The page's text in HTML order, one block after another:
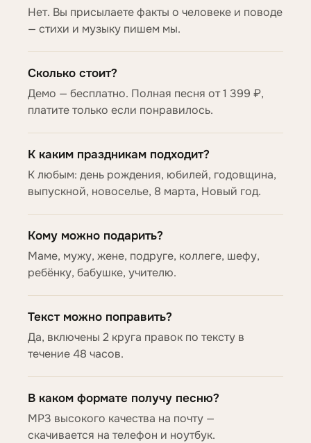
Нет. Вы присылаете факты о человеке и поводе
— стихи и музыку пишем мы.
Сколько стоит?
Демо — бесплатно. Полная песня от 1 399 ₽,
платите только если понравилось.
К каким праздникам подходит?
К любым: день рождения, юбилей, годовщина,
выпускной, новоселье, 8 марта, Новый год.
Кому можно подарить?
Маме, мужу, жене, подруге, коллеге, шефу,
ребёнку, бабушке, учителю.
Текст можно поправить?
Да, включены 2 круга правок по тексту в
течение 48 часов.
В каком формате получу песню?
MP3 высокого качества на почту —
скачивается на телефон и ноутбук.